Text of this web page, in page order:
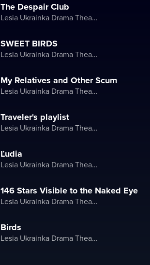
The Despair Club
Lesia Ukrainka Drama Theater
SWEET BIRDS
Lesia Ukrainka Drama Theater
My Relatives and Other Scum
Lesia Ukrainka Drama Theater
Traveler's playlist
Lesia Ukrainka Drama Theater
Ľudia
Lesia Ukrainka Drama Theater
146 Stars Visible to the Naked Eye
Lesia Ukrainka Drama Theater
Birds
Lesia Ukrainka Drama Theater